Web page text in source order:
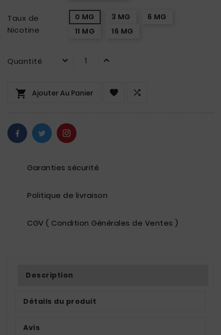
Taux de
Nicotine
0 MG 3 MG
6 MG
11 MG
16 MG
Quantité
 Ajouter Au Panier  
Garanties sécurité
Politique de livraison
CGV ( Condition Générales de Ventes )
Description
Détails du produit
Avis